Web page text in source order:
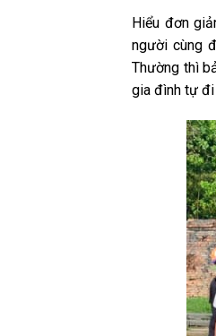
Hiểu đơn
người cùng
Thường thì
gia đình tự đi